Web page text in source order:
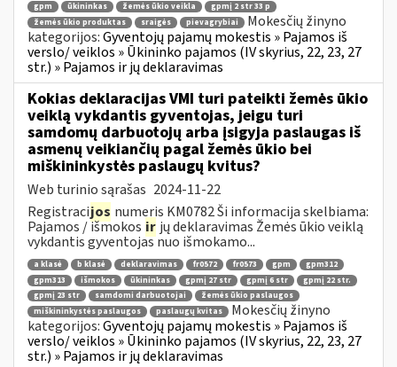
gpm ūkininkas žemės ūkio veikla
gpmį 2 str 33 p
žemės ūkio produktas
sraigės pievagrybiai
Mokesčių žinyno
kategorijos:Gyventojų pajamų mokestis » Pajamos iš
verslo/ veiklos » Ūkininko pajamos (IV skyrius, 22, 23, 27
str.) » Pajamos ir jų deklaravimas
Kokias deklaracijas VMI turi pateikti žemės ūkio
veiklą vykdantis gyventojas, jeigu turi
samdomų darbuotojų arba įsigyja paslaugas iš
asmenų veikiančių pagal žemės ūkio bei
miškininkystės paslaugų kvitus?
Web turinio sąrašas 2024-11-22
Registracijos numeris KM0782 Ši informacija skelbiama:
Pajamos / išmokos ir jų deklaravimas Žemės ūkio veiklą
vykdantis gyventojas nuo išmokamo...
a klasė b klasė deklaravimas fr0572 fr0573 gpm
gpm312
gpm313
išmokos ūkininkas gpmį 27 str gpmį 6 str
gpmį 22 str.
gpmį 23 str
samdomi darbuotojai
žemės ūkio paslaugos
miškininkystės paslaugos
paslaugų kvitas
Mokesčių žinyno
kategorijos:Gyventojų pajamų mokestis » Pajamos iš
verslo/ veiklos » Ūkininko pajamos (IV skyrius, 22, 23, 27
str.) » Pajamos ir jų deklaravimas